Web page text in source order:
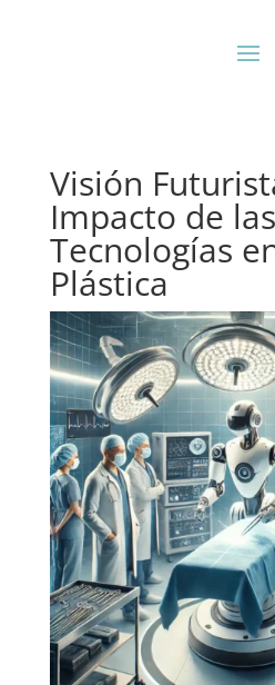
Visión
Impacto de
Tecnologías
Plástica